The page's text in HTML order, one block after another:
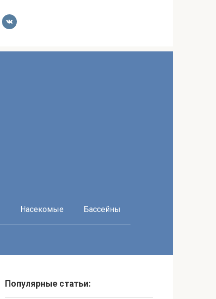
Насекомые Бассейны
Популярные статьи: